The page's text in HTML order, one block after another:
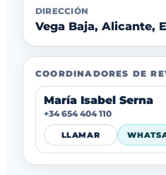
DIRECCIÓN
Vega Baja, Alicante,
COORDINADORES DE
María Isabel Serna
+34 654 404 110
LLAMAR